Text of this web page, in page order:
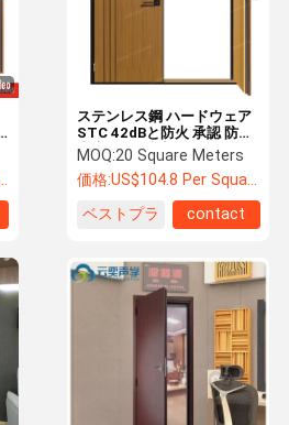
ステンレス鋼 ハードウェア
STC 42dBと防火 承認 防音
内扉 45dB防音 ドア
MOQ:20 Square Meters
価格:US$104.8 Per Square Meter
ベストプラ
contact